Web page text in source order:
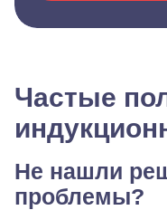
Частые
Не нашли
проблемы?